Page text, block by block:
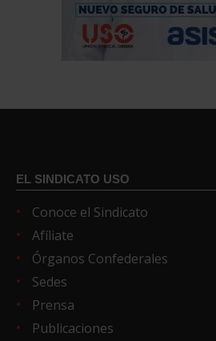
EL SINDICATO USO
Conoce el Sindicato
Afíliate
Órganos Confederales
Sedes
Prensa
Publicaciones